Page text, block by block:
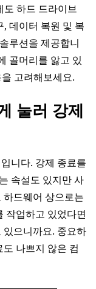
도 하드 드라이브
데이터 복원 및 복
루션을 제공합니
골머리를 앓고 있
고려해보세요.
눌러 강제
니다. 강제 종료를
속설도 있지만 사
드웨어 상으로는
작업하고 있었다면
으니까요. 중요하
나쁘지 않은 컴